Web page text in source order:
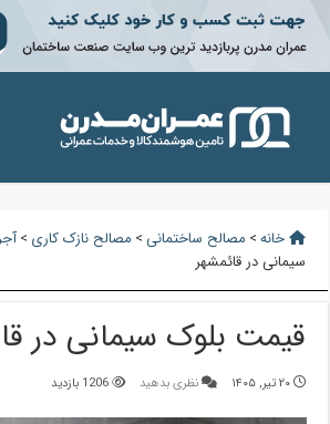
خانه> مصالح ساختمانی> مصالح نازک کاری >
سیمانی در قائمشهر
قیمت بلوک سیمانی در
۲۰ تیر, ۱۴۰۵ نظری بدهید 1206 بازدید